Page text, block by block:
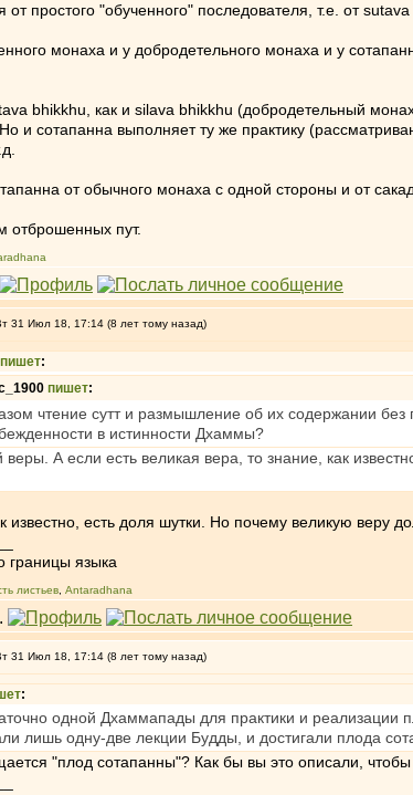
от простого "обученного" последователя, т.е. от
монаха и у добродетельного монаха и у
bhikkhu, как и silava bhikkhu (добродетельный
и сотапанна выполняет ту же практику
от обычного монаха с одной стороны и от
отброшенных пут.
31 Июл 18, 17:14 (8 лет тому назад)
пишет:
пишет:
чтение сутт и размышление об их содержании без
в истинности Дхаммы?
А если есть великая вера, то знание, как
известно, есть доля шутки. Но почему великую
границы языка
листьев Antaradhana
31 Июл 18, 17:14 (8 лет тому назад)
:
одной Дхаммапады для практики и
лишь одну-две лекции Будды, и достигали плода
"плод сотапанны"? Как бы вы это описали, чтобы